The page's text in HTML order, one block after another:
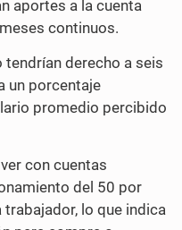
aportes a la cuenta
continuos.
derecho a seis
un porcentaje
promedio percibido
con cuentas
del 50 por
lo que indica